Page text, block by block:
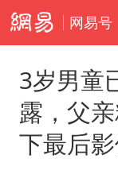
网易号
3岁男童
露，父
下最后